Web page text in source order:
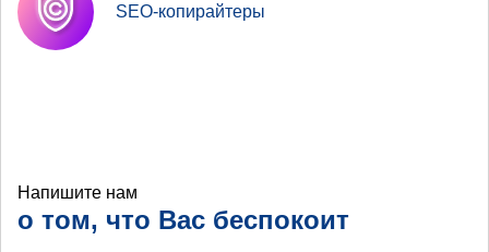
SEO-копирайтеры
Напишите нам
о том, что Вас беспокоит